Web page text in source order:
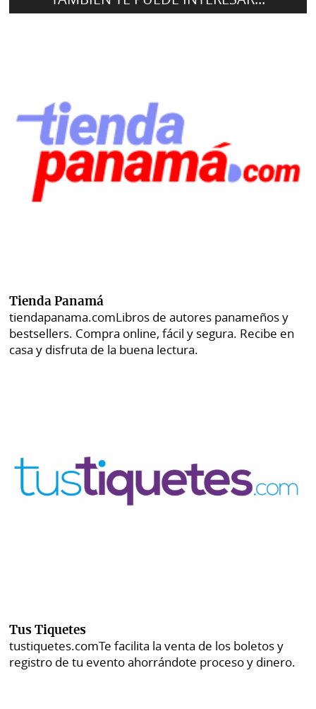
Tienda Panamá
tiendapanama.comLibros de autores panameños y
bestsellers. Compra online, fácil y segura. Recibe en
casa y disfruta de la buena lectura.
Tus Tiquetes
tustiquetes.comTe facilita la venta de los boletos y
registro de tu evento ahorrándote proceso y dinero.